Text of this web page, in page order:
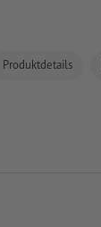
Produktdetails